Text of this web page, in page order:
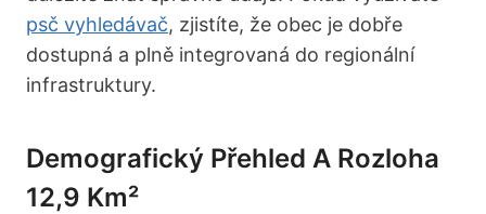
psč vyhledávač, zjistíte, že obec je dobře
dostupná a plně integrovaná do regionální
infrastruktury.
Demografický Přehled A Rozloha
12,9 Km²